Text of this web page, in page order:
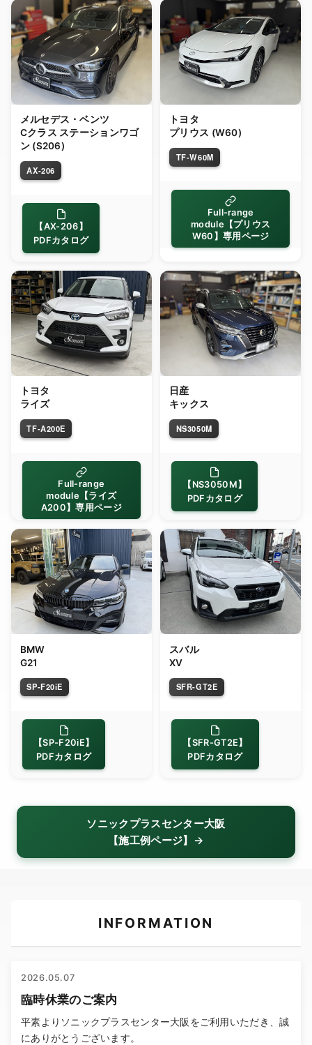
メルセデス・ベンツ
Cクラス ステーションワゴ
ン (S206)
AX-206
【AX-206】
PDFカタログ
トヨタ
プリウス (W60)
TF-W60M
Full-range
module【プリウス
W60】専用ページ
トヨタ
ライズ
TF-A200E
Full-range
module【ライズ
A200】専用ページ
日産
キックス
NS3050M
【NS3050M】
PDFカタログ
BMW
G21
SP-F20iE
【SP-F20iE】
PDFカタログ
スバル
XV
SFR-GT2E
【SFR-GT2E】
PDFカタログ
ソニックプラスセンター大阪
【施工例ページ】→
INFORMATION
2026.05.07
臨時休業のご案内
平素よりソニックプラスセンター大阪をご利用いただき、誠
にありがとうございます。